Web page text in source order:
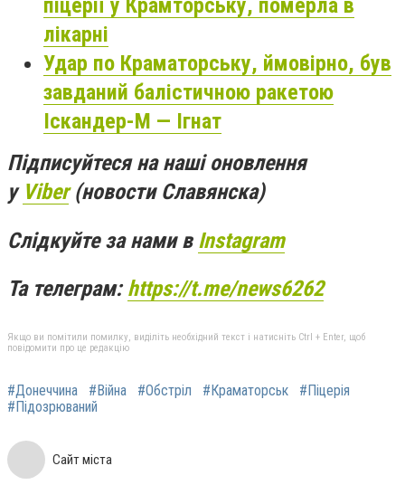
піцерії у Крамторську, померла в
лікарні
Удар по Краматорську, ймовірно, був
завданий балістичною ракетою
Іскандер-М — Ігнат
Підписуйтеся на наші оновлення
у Viber(новости Славянска)
Слідкуйте за нами в Instagram
Та телеграм:https://t.me/news6262
Якщо ви помітили помилку, виділіть необхідний текст і натисніть Ctrl + Enter, щоб
повідомити про це редакцію
#Донеччина #Війна #Обстріл #Краматорськ
#Піцерія
#Підозрюваний
Сайт міста